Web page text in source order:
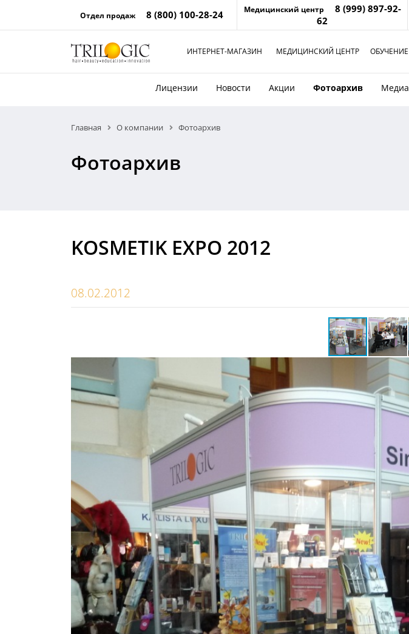
Отдел продаж 8 (800) 100-28-24 Медицинский центр
8 (999) 897-92-
62
ИНТЕРНЕТ-МАГАЗИН МЕДИЦИНСКИЙ ЦЕНТР ОБУЧЕНИЕ
Лицензии Новости Акции Фотоархив Медиа
Главная О компании Фотоархив
Фотоархив
KOSMETIK EXPO 2012
08.02.2012